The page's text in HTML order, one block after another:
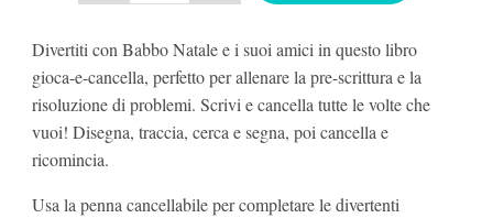
Divertiti con Babbo Natale e i suoi amici in questo libro
gioca-e-cancella, perfetto per allenare la pre-scrittura e la
risoluzione di problemi. Scrivi e cancella tutte le volte che
vuoi! Disegna, traccia, cerca e segna, poi cancella e
ricomincia.
Usa la penna cancellabile per completare le divertenti